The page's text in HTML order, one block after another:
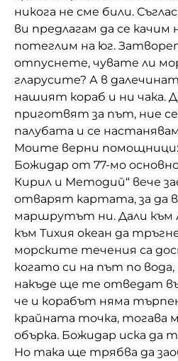
Домашен любимец
Питаме Ви
До ре ми
никога не сме били.
ви предлагам да се качим
потеглим на юг.
отпуснете, чувате ли
гларусите? А в
нашият кораб и ни чака.
приготвят за път, ние се
палубата и се
Моите верни помощници:
Божидар от 77-мо
Кирил и Методий“ вече
отварят картата, за да
маршрутът ни. Дали към
към Тихия океан да
морските течения са
когато си на път по
накъде ще те отведат
че и корабът няма
крайната точка, тогава
обърка. Божидар иска да
Но така ще трябва да